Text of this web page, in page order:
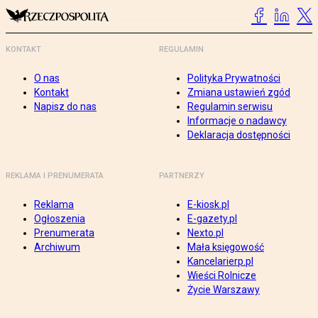
KONTAKT
O nas
Kontakt
Napisz do nas
REGULAMIN
Polityka Prywatności
Zmiana ustawień zgód
Regulamin serwisu
Informacje o nadawcy
Deklaracja dostępności
REKLAMA I PRENUMERATA
Reklama
Ogłoszenia
Prenumerata
Archiwum
PARTNERZY
E-kiosk.pl
E-gazety.pl
Nexto.pl
Mała księgowość
Kancelarierp.pl
Wieści Rolnicze
Życie Warszawy